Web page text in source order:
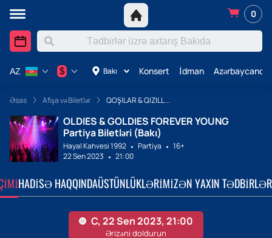
0
Bakı Konsert İdman Azərbaycanda
AZ $
Əsas Afişa və Biletlər QOŞILAR & QIZILL...
OLDIES & GOLDIES FOREVER YOUNG
Partiya Biletləri (Bakı)
Hayal Kahvesi 1992 Partiya
16+
22 Sen 2023
21:00
HADISƏ HAQQINDAÜSTÜNLÜKLƏRIMIZƏN YAXIN TƏDBIRLƏR